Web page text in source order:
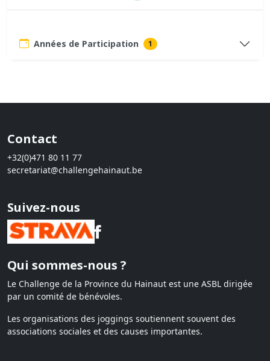
Années de Participation 1
Contact
+32(0)471 80 11 77
secretariat@challengehainaut.be
Suivez-nous
Qui sommes-nous ?
Le Challenge de la Province du Hainaut est une ASBL dirigée
par un comité de bénévoles.
Les organisations des joggings soutiennent souvent des
associations sociales et des causes importantes.